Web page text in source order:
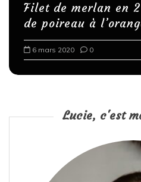
Filet de merlan en
de poireau à
6 mars 2020 0
Lucie, c'est